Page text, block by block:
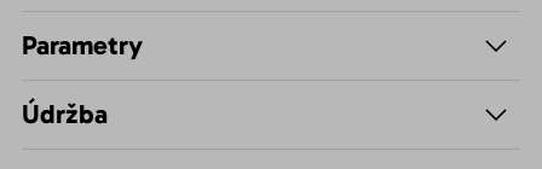
Parametry
Údržba